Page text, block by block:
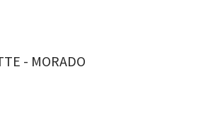
- MORADO